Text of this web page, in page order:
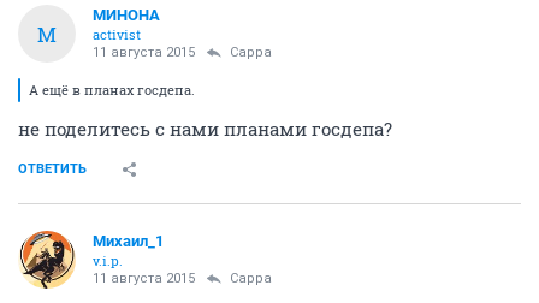
М
МИНОНА
activist
11 августа 2015 Сарра
А ещё в планах госдепа.
не поделитесь с нами планами госдепа?
ОТВЕТИТЬ
Михаил_1
v.i.p.
11 августа 2015 Сарра